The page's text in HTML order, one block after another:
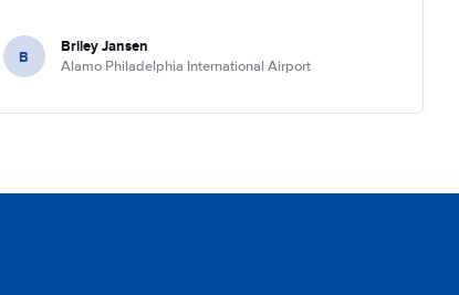
B Briley Jansen
Alamo Philadelphia International Airport